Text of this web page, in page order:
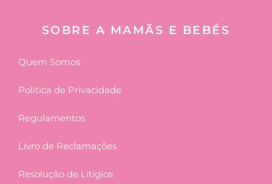
SOBRE A MAMÃS E BEBÉS
Quem Somos
Política de Privacidade
Regulamentos
Livro de Reclamações
Resolução de Litígios